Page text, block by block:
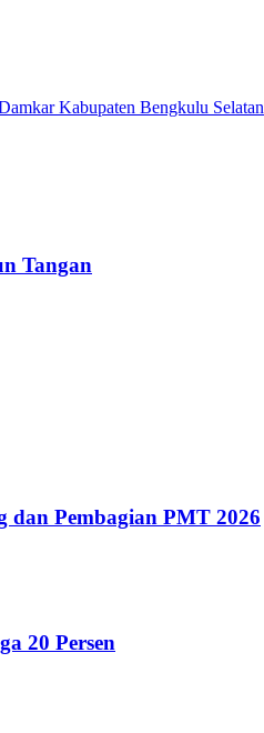
Kabupaten Bengkulu Selatan
Tangan
dan Pembagian PMT 2026
20 Persen